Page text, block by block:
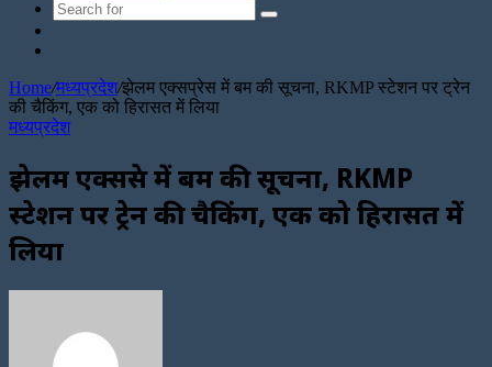
Search
Home/मध्यप्रदेश/झेलम एक्सप्रेस में बम की सूचना, RKMP स्टेशन पर ट्रेन
की चैकिंग, एक को हिरासत में लिया
मध्यप्रदेश
झेलम एक्सप्रेस में बम की सूचना, RKMP
स्टेशन पर ट्रेन की चैकिंग, एक को हिरासत में
लिया